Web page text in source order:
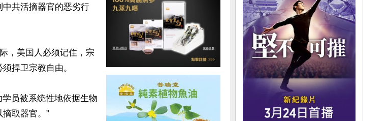
共活摘器官的恶劣行
，美国人必须记住，宗
捍卫宗教自由。
员被系统性地依据生物
取器官。”